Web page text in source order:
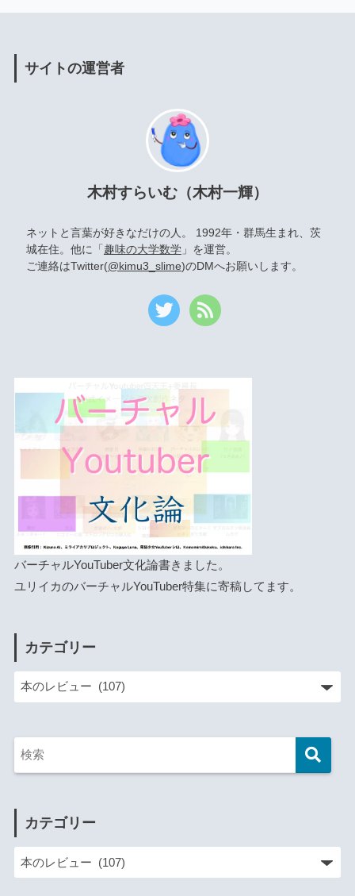
サイトの運営者
木村すらいむ（木村一輝）
ネットと言葉が好きなだけの人。 1992年・群馬生まれ、茨
城在住。他に「 趣味の大学数学」を運営。
ご連絡はTwitter(@kimu3_slime)のDMへお願いします。
バーチャルYouTuber文化論書きました。
ユリイカのバーチャルYouTuber特集に寄稿してます。
カテゴリー
カテゴリー